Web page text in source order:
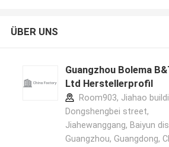
ÜBER UNS
Guangzhou Bolema
Ltd Herstellerprofil
Room903, Jiahao
Dongshengbei street,
Jiahewanggang, Baiyun
Guangzhou, Guangdong,